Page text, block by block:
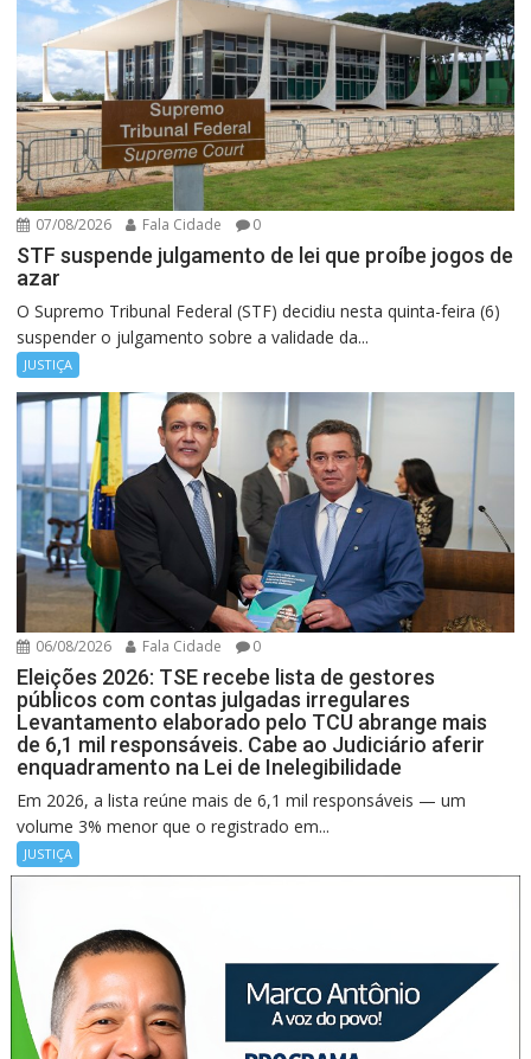
07/08/2026 Fala Cidade 0
STF suspende julgamento de lei que proíbe jogos de
azar
O Supremo Tribunal Federal (STF) decidiu nesta quinta-feira (6)
suspender o julgamento sobre a validade da...
JUSTIÇA
06/08/2026 Fala Cidade 0
Eleições 2026: TSE recebe lista de gestores
públicos com contas julgadas irregulares
Levantamento elaborado pelo TCU abrange mais
de 6,1 mil responsáveis. Cabe ao Judiciário aferir
enquadramento na Lei de Inelegibilidade
Em 2026, a lista reúne mais de 6,1 mil responsáveis — um
volume 3% menor que o registrado em...
JUSTIÇA